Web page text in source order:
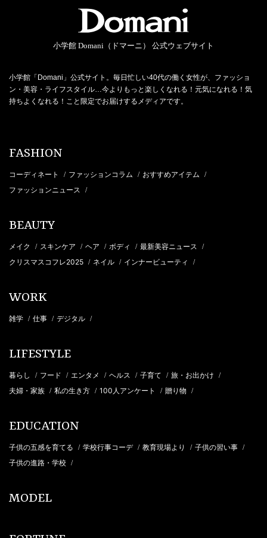
小学館 Domani（ドマーニ） 公式ウェブサイト
小学館「Domani」公式サイト。毎日忙しい40代の働く女性が、ファッショ
ン・美容・ライフスタイル…今よりもっと楽しくなれる！元気になれる！気
持ちよくなれる！こと限定でお届けするメディアです。
FASHION
コーディネート / ファッションコラム / おすすめアイテム /
ファッションニュース /
BEAUTY
メイク / スキンケア / ヘア / ボディ / 最新美容ニュース /
クリスマスコフレ2025 / ネイル / インナービューティ /
WORK
雑学 / 仕事 / デジタル /
LIFESTYLE
暮らし / フード / エンタメ / ヘルス / 子育て / 旅・お出かけ /
夫婦・家族 / 私の生き方 / 100人アンケート / 贈り物 /
EDUCATION
子供の五感を育てる / 学校行事コーデ / 教育現場より / 子供の習い事 /
子供の進路・学校 /
MODEL